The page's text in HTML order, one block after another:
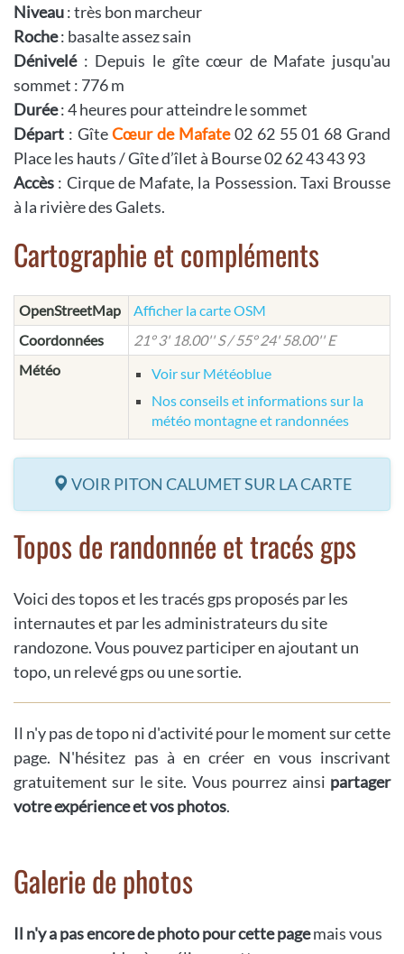
Niveau: très bon marcheur
Roche: basalte assez sain
Dénivelé: Depuis le gîte cœur de Mafate jusqu'au
sommet : 776 m
Durée: 4 heures pour atteindre le sommet
Départ : GîteCœur de Mafate02 62 55 01 68 Grand
Place les hauts / Gîte d’îlet à Bourse 02 62 43 43 93
Accès : Cirque de Mafate, la Possession. Taxi Brousse
à la rivière des Galets.
Cartographie et compléments
OpenStreetMap
Afficher la carte OSM
Coordonnées
21° 3' 18.00'' S / 55° 24' 58.00'' E
Météo
Voir sur Météoblue
Nos conseils et informations sur la
météo montagne et randonnées
VOIR PITON CALUMET SUR LA CARTE
Topos de randonnée et tracés gps
Voici des topos et les tracés gps proposés par les
internautes et par les administrateurs du site
randozone. Vous pouvez participer en ajoutant un
topo, un relevé gps ou une sortie.
Il n'y pas de topo ni d'activité pour le moment sur cette
page. N'hésitez pas à en créer en vous inscrivant
gratuitement sur le site. Vous pourrez ainsi partager
votre expérience et vos photos.
Galerie de photos
Il n'y a pas encore de photo pour cette pagemais vous